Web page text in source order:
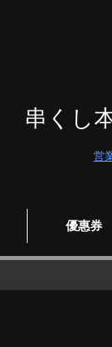
串くし
営
優惠券